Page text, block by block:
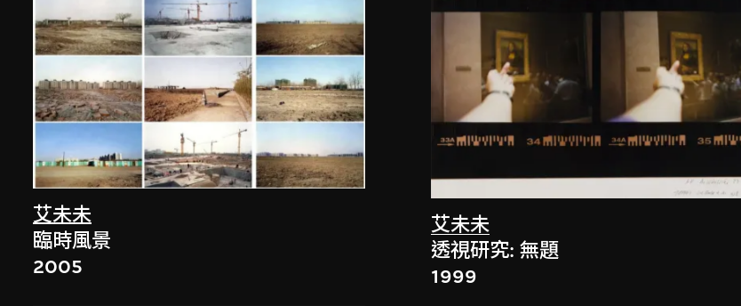
艾未未
臨時風景
2005
艾未未
透視研究: 無題
1999